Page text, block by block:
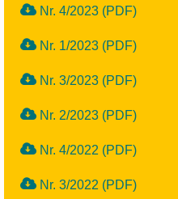
Nr. 4/2023 (PDF)
Nr. 1/2023 (PDF)
Nr. 3/2023 (PDF)
Nr. 2/2023 (PDF)
Nr. 4/2022 (PDF)
Nr. 3/2022 (PDF)